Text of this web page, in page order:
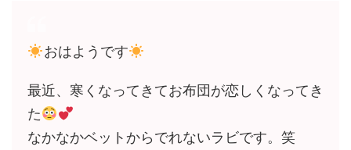
おはようです
最近、寒くなってきてお布団が恋しくなってき
た
なかなかベットからでれないラビです。笑